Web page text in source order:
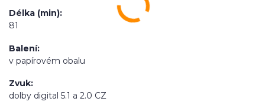
Délka (min)
81
Balení
v papírovém obalu
Zvuk
dolby digital 5.1 a 2.0 CZ